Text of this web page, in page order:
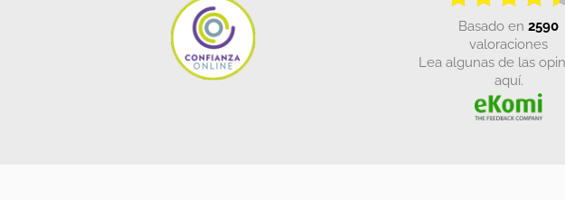
basado en 2590
valoraciones
Lea algunas de las opiniones
aquí.